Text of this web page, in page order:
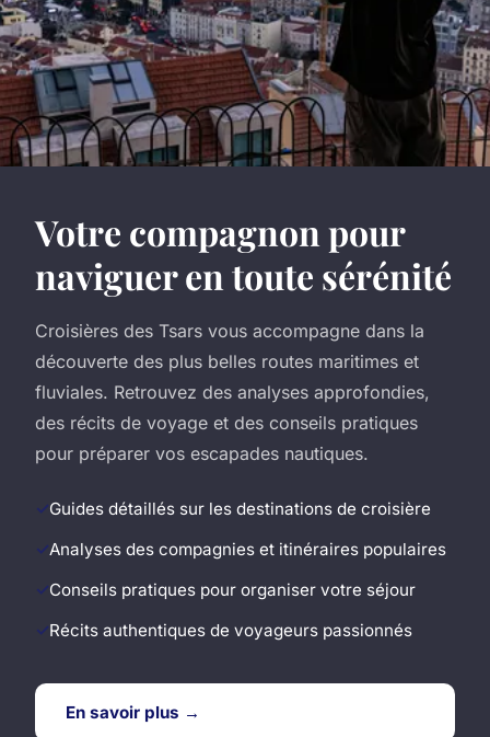
Votre compagnon pour
naviguer en toute sérénité
Croisières des Tsars vous accompagne dans la
découverte des plus belles routes maritimes et
fluviales. Retrouvez des analyses approfondies,
des récits de voyage et des conseils pratiques
pour préparer vos escapades nautiques.
Guides détaillés sur les destinations de croisière
Analyses des compagnies et itinéraires populaires
Conseils pratiques pour organiser votre séjour
Récits authentiques de voyageurs passionnés
En savoir plus →